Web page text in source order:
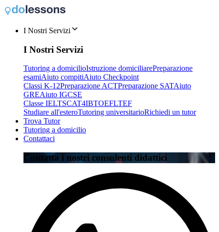
I Nostri Servizi
I Nostri Servizi
Tutoring a domicilioIstruzione domiciliarePreparazione
esamiAiuto compitiAiuto Checkpoint
Classi K-12Preparazione ACTPreparazione SATAiuto
GREAiuto IGCSE
Classe IELTSCAT4IBTOEFLTEF
Studiare all'esteroTutoring universitarioRichiedi un tutor
Trova Tutor
Tutoring a domicilio
Contattaci
Contatta i nostri consulenti didattici